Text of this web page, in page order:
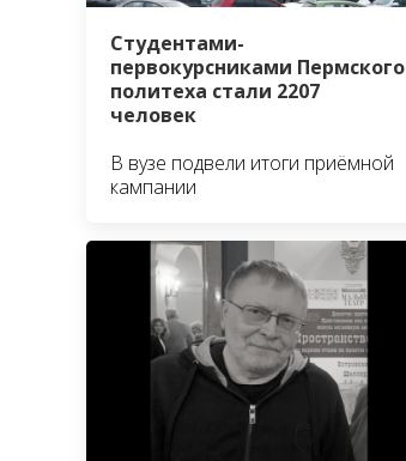
Студентами-
первокурсниками Пермского
политеха стали 2207
человек
В вузе подвели итоги приёмной
кампании